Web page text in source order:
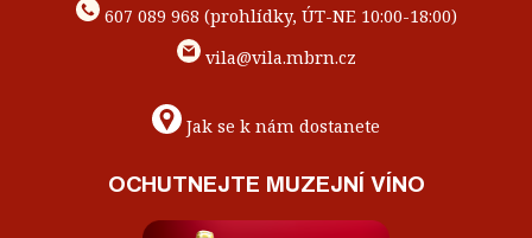
607 089 968 (prohlídky, ÚT-NE 10:00-18:00)
vila@vila.mbrn.cz
Jak se k nám dostanete
OCHUTNEJTE MUZEJNÍ VÍNO